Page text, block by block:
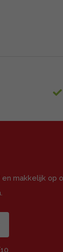
makkelijk op